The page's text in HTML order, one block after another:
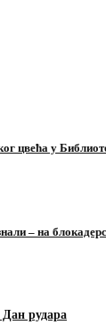
цвећа у
– на
Дан рудара